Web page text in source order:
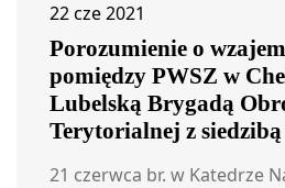
22 cze 2021
Porozumienie o
pomiędzy PWSZ w
Lubelską Brygadą
Terytorialnej z
21 czerwca br. w Katedrze